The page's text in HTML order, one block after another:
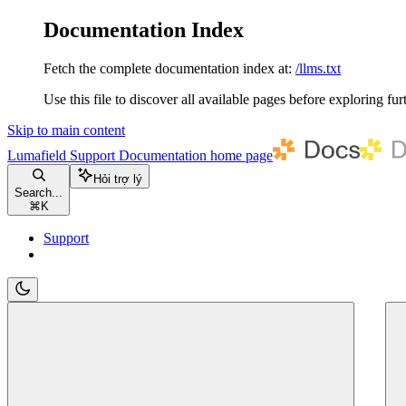
Documentation Index
Fetch the complete documentation index at: /llms.txt
Use this file to discover all available pages before exploring
Skip to main content
Lumafield Support Documentation home page
Search...
⌘ K
Hỏi trợ lý
Support